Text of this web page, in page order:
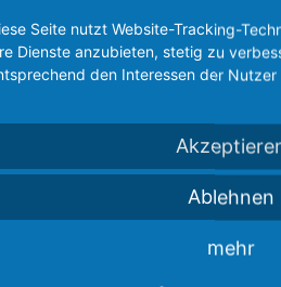
Aber nicht nur die
sondern auch fest installierte
ist Prüfer beim TÜV Nord.
er Achterbahnen und
und Abnahme aussieht und was
beim hören.
Seite nutzt Website-Tracking-
Dienste anzubieten, stetig zu
den Interessen der Nutzer
Ablehnen
mehr